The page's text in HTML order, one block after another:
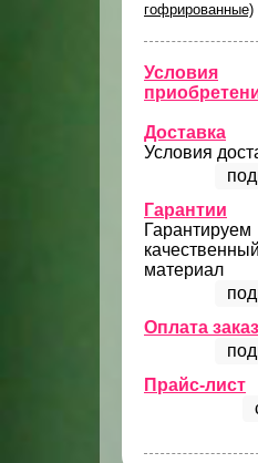
гофрированные)
Условия
Доставка
Условия
Гарантии
Гарантируем
качественный
материал
Оплата
Прайс-лист